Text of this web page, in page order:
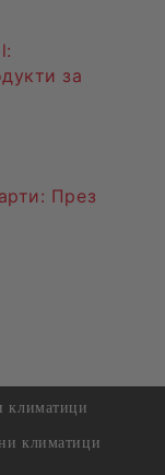
за
: През
климатици
климатици